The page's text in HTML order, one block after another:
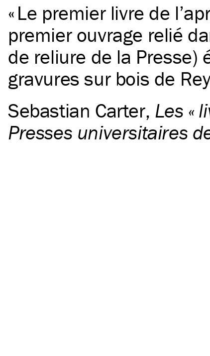
Le premier livre de
premier ouvrage relié
de reliure de la Presse)
gravures sur bois de
Sebastian Carter, Les «
Presses universitaires